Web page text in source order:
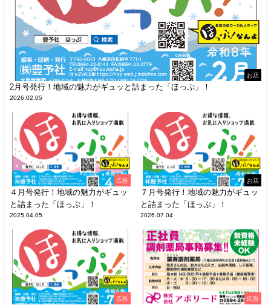
お店
2月号発行！地域の魅力がギュッと詰まった「ほっぷ」！
2026.02.05
広告
４月号発行！地域の魅力がギュッ
と詰まった「ほっぷ」！
2025.04.05
お店
７月号発行！地域の魅力がギュッ
と詰まった「ほっぷ」！
2026.07.04
広告 広告